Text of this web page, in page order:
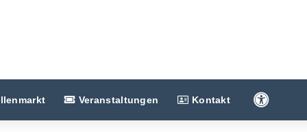
Veranstaltungen Kontakt